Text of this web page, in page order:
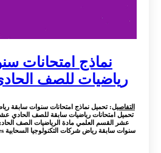
نماذج امتحانات
رياضيات للصف
التفاصيل: تحميل نماذج امتحانات سنوات سابقة
تحميل امتحانات رياضيات سابقة للصف الحادي
عشر القسم العلمي مادة الرياضيات الصف
سنوات سابقة رياض شركات التكنولوجيا السحابية cloud technology companies ...